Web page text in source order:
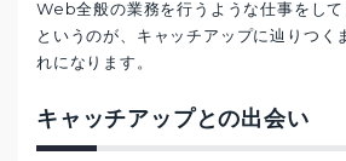
Web全般の業務を行うような仕事をして
というのが、キャッチアップに辿りつく
れになります。
キャッチアップとの出会い